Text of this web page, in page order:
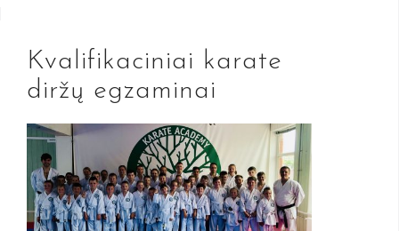
Kvalifikaciniai karate
diržų egzaminai